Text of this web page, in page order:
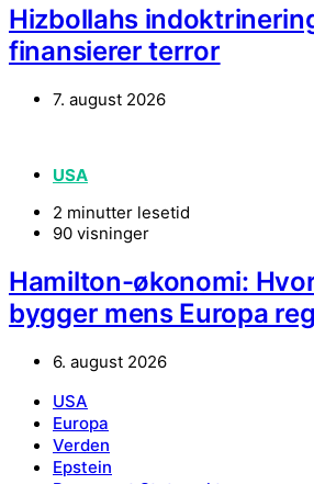
Hizbollahs
finansierer terror
7. august 2026
USA
2 minutter lesetid
90 visninger
Hamilton-økonomi:
bygger mens Europa
6. august 2026
USA
Europa
Verden
Epstein